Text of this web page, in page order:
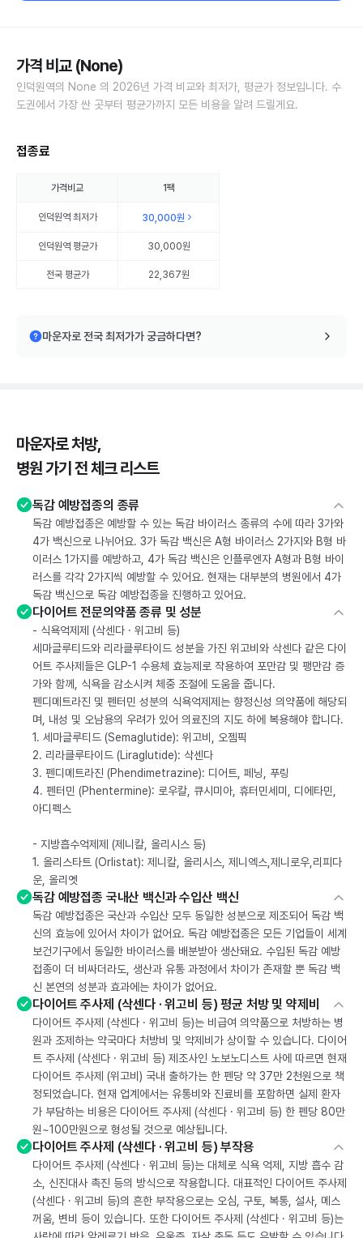
가격 비교 (None)
인덕원역의 None 의 2026년 가격 비교와 최저가, 평균가 정보입니다. 수
도권에서 가장 싼 곳부터 평균가까지 모든 비용을 알려 드릴게요.
접종료
가격비교 1팩
인덕원역최저가 30,000원
인덕원역평균가 30,000원
전국 평균가 22,367원
마운자로 전국 최저가가 궁금하다면?
마운자로 처방,
병원 가기 전 체크 리스트
독감 예방접종의 종류
독감 예방접종은 예방할 수 있는 독감 바이러스 종류의 수에 따라 3가와
4가 백신으로 나뉘어요. 3가 독감 백신은 A형 바이러스 2가지와 B형 바
이러스 1가지를 예방하고, 4가 독감 백신은 인플루엔자 A형과 B형 바이
러스를 각각 2가지씩 예방할 수 있어요. 현재는 대부분의 병원에서 4가
독감 백신으로 독감 예방접종을 진행하고 있어요.
다이어트 전문의약품 종류 및 성분
- 식욕억제제 (삭센다 · 위고비 등)
세마글루티드와 리라클루타이드 성분을 가진 위고비와 삭센다 같은 다이
어트 주사제들은 GLP-1 수용체 효능제로 작용하여 포만감 및 팽만감 증
가와 함께, 식욕을 감소시켜 체중 조절에 도움을 줍니다.
펜디메트라진 및 펜터민 성분의 식욕억제제는 향정신성 의약품에 해당되
며, 내성 및 오남용의 우려가 있어 의료진의 지도 하에 복용해야 합니다.
1. 세마글루티드 (Semaglutide): 위고비, 오젬픽
2. 리라클루타이드 (Liraglutide): 삭센다
3. 펜디메트라진 (Phendimetrazine): 디어트, 페닝, 푸링
4. 펜터민 (Phentermine): 로우칼, 큐시미아, 휴터민세미, 디에타민,
아디펙스
- 지방흡수억제제 (제니칼, 올리시스 등)
1. 올리스타트 (Orlistat): 제니칼, 올리시스, 제니엑스,제니로우,리피다
운, 올리엣
독감 예방접종 국내산 백신과 수입산 백신
독감 예방접종은 국산과 수입산 모두 동일한 성분으로 제조되어 독감 백
신의 효능에 있어서 차이가 없어요. 독감 예방접종은 모든 기업들이 세계
보건기구에서 동일한 바이러스를 배분받아 생산돼요. 수입된 독감 예방
접종이 더 비싸더라도, 생산과 유통 과정에서 차이가 존재할 뿐 독감 백
신 본연의 성분과 효과에는 차이가 없어요.
다이어트 주사제 (삭센다 · 위고비 등) 평균 처방 및 약제비
다이어트 주사제 (삭센다 · 위고비 등)는 비급여 의약품으로 처방하는 병
원과 조제하는 약국마다 처방비 및 약제비가 상이할 수 있습니다. 다이어
트 주사제 (삭센다 · 위고비 등) 제조사인 노보노디스트 사에 따르면 현재
다이어트 주사제 (위고비) 국내 출하가는 한 펜당 약 37만 2천원으로 책
정되었습니다. 현재 업계에서는 유통비와 진료비를 포함하면 실제 환자
가 부담하는 비용은 다이어트 주사제 (삭센다 · 위고비 등) 한 펜당 80만
원~100만원으로 형성될 것으로 예상됩니다.
다이어트 주사제 (삭센다 · 위고비 등) 부작용
다이어트 주사제 (삭센다 · 위고비 등)는 대체로 식욕 억제, 지방 흡수 감
소, 신진대사 촉진 등의 방식으로 작용합니다. 대표적인 다이어트 주사제
(삭센다 · 위고비 등)의 흔한 부작용으로는 오심, 구토, 복통, 설사, 메스
꺼움, 변비 등이 있습니다. 또한 다이어트 주사제 (삭센다 · 위고비 등)는